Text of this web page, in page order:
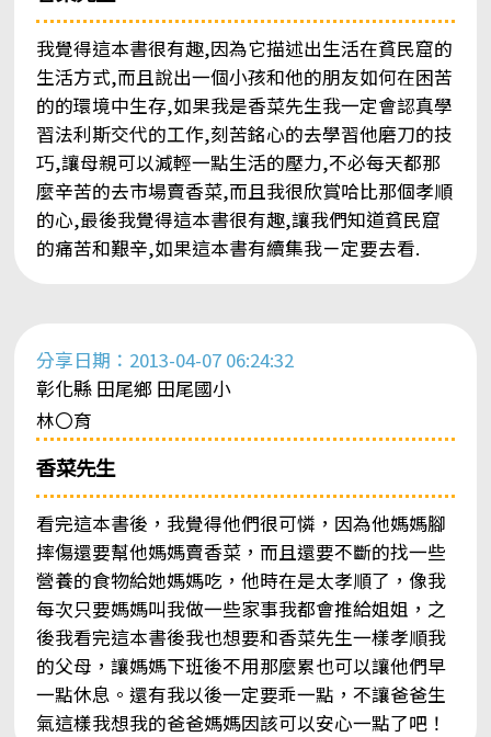
我覺得這本書很有趣,因為它描述出生活在貧民窟的
生活方式,而且說出一個小孩和他的朋友如何在困苦
的的環境中生存,如果我是香菜先生我一定會認真學
習法利斯交代的工作,刻苦銘心的去學習他磨刀的技
巧,讓母親可以減輕一點生活的壓力,不必每天都那
麼辛苦的去市場賣香菜,而且我很欣賞哈比那個孝順
的心,最後我覺得這本書很有趣,讓我們知道貧民窟
的痛苦和艱辛,如果這本書有續集我ㄧ定要去看.
分享日期：2013-04-07 06:24:32
彰化縣 田尾鄉 田尾國小
林〇育
香菜先生
看完這本書後，我覺得他們很可憐，因為他媽媽腳
摔傷還要幫他媽媽賣香菜，而且還要不斷的找一些
營養的食物給她媽媽吃，他時在是太孝順了，像我
每次只要媽媽叫我做一些家事我都會推給姐姐，之
後我看完這本書後我也想要和香菜先生一樣孝順我
的父母，讓媽媽下班後不用那麼累也可以讓他們早
一點休息。還有我以後一定要乖一點，不讓爸爸生
氣這樣我想我的爸爸媽媽因該可以安心一點了吧！